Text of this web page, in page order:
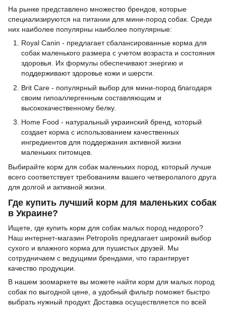
На рынке представлено множество брендов, которые
специализируются на питании для мини-пород собак. Среди
них наиболее популярны наиболее популярные:
Royal Canin - предлагает сбалансированные корма для
собак маленького размера с учетом возраста и состояния
здоровья. Их формулы обеспечивают энергию и
поддерживают здоровье кожи и шерсти.
Brit Care - популярный выбор для мини-пород благодаря
своим гипоаллергенным составляющим и
высококачественному белку.
Home Food - натуральный украинский бренд, который
создает корма с использованием качественных
ингредиентов для поддержания активной жизни
маленьких питомцев.
Выбирайте корм для собак маленьких пород, который лучше
всего соответствует требованиям вашего четверолапого друга
для долгой и активной жизни.
Где купить лучший корм для маленьких собак
в Украине?
Ищете, где купить корм для собак малых пород недорого?
Наш интернет-магазин Petropolis предлагает широкий выбор
сухого и влажного корма для пушистых друзей. Мы
сотрудничаем с ведущими брендами, что гарантирует
качество продукции.
В нашем зоомаркете вы можете найти корм для малых пород
собак по выгодной цене, а удобный фильтр поможет быстро
выбрать нужный продукт. Доставка осуществляется по всей